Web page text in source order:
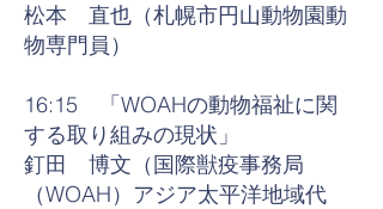
松本 直也（札幌市円山動物園動
物専門員）
16:15 「WOAHの動物福祉に関
する取り組みの現状」
釘田 博文（国際獣疫事務局
（WOAH）アジア太平洋地域代